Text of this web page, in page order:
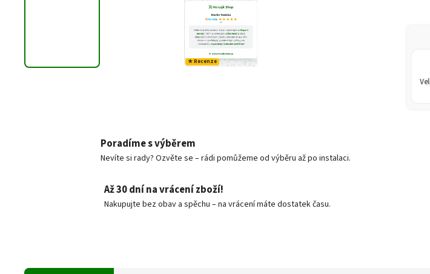
★ Recenze
Poradíme s výběrem
Nevíte si rady? Ozvěte se – rádi pomůžeme od výběru až po instalaci.
Až 30 dní na vrácení zboží!
Nakupujte bez obav a spěchu – na vrácení máte dostatek času.